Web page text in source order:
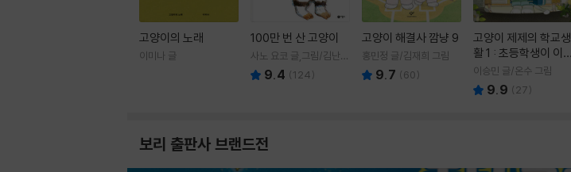
고양이의 노래
이미나 글
100만 번 산 고양이
사노 요코 글,그림/김난주
역 9.4 (124)
고양이 해결사 깜냥 9
홍민정 글/김재희 그림
9.7 (60)
고양이 제제의 학교생
활 1 : 초등학생이 이
렇게 힘들 줄이야
이승민 글/온수 그림
9.9 ( 27)
보리 출판사 브랜드전